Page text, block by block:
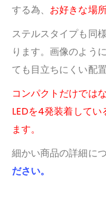
する為、 お好きな場
ステルスタイプも同
ります。画像のよう
ても目立ちにくい配
コンパクトだけでは
LEDを4発装着して
ます。
細かい商品の詳細に
ださい。